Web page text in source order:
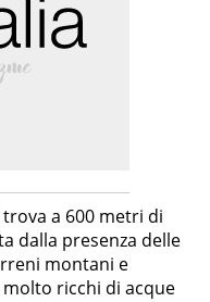
trova a 600 metri di
dalla presenza delle
montani e
ricchi di acque